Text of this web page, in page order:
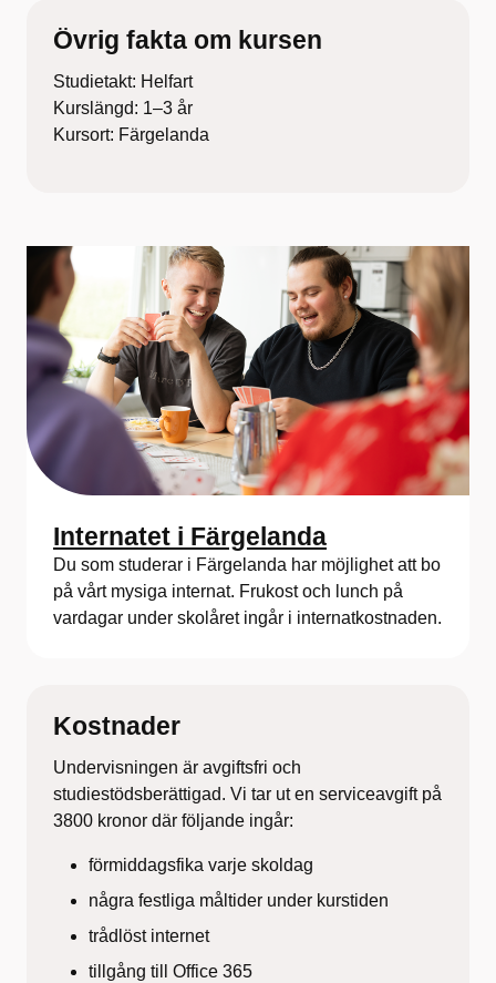
Övrig fakta om kursen
Studietakt: Helfart
Kurslängd: 1–3 år
Kursort: Färgelanda
Internatet i Färgelanda
Du som studerar i Färgelanda har möjlighet att bo
på vårt mysiga internat. Frukost och lunch på
vardagar under skolåret ingår i internatkostnaden.
Kostnader
Undervisningen är avgiftsfri och
studiestödsberättigad. Vi tar ut en serviceavgift på
3800 kronor där följande ingår:
förmiddagsfika varje skoldag
några festliga måltider under kurstiden
trådlöst internet
tillgång till Office 365